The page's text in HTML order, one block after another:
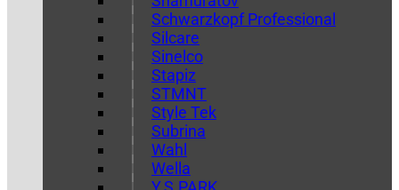
Schwarzkopf Professional
Silcare
Sinelco
Stapiz
STMNT
Style Tek
Subrina
Wahl
Wella